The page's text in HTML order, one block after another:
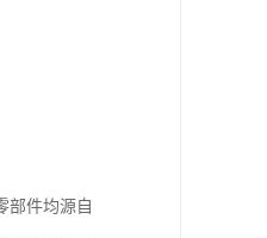
部件均源自